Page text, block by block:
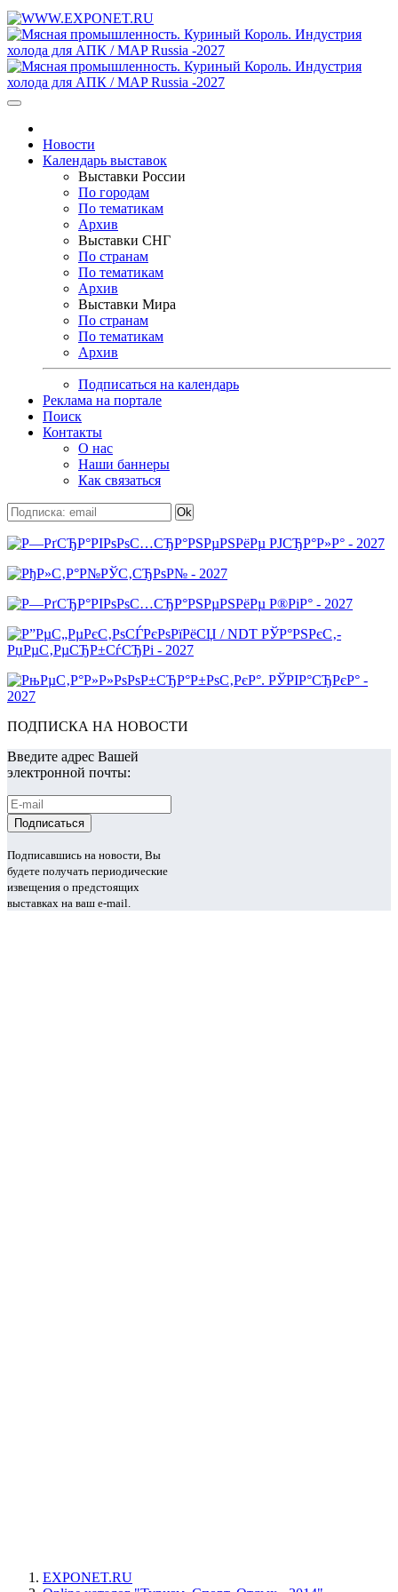
Новости
Календарь выставок
Выставки России
По городам
По тематикам
Архив
Выставки СНГ
По странам
По тематикам
Архив
Выставки Мира
По странам
По тематикам
Архив
Подписаться на календарь
Реклама на портале
Поиск
Контакты
О нас
Наши баннеры
Как связаться
ПОДПИСКА НА НОВОСТИ
Введите адрес Вашей
электронной почты:
Подписавшись на новости, Вы
будете получать периодические
извещения о предстоящих
выставках на ваш e-mail.
EXPONET.RU